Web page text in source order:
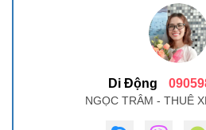
Di Động
NGỌC TRÂM - THUÊ